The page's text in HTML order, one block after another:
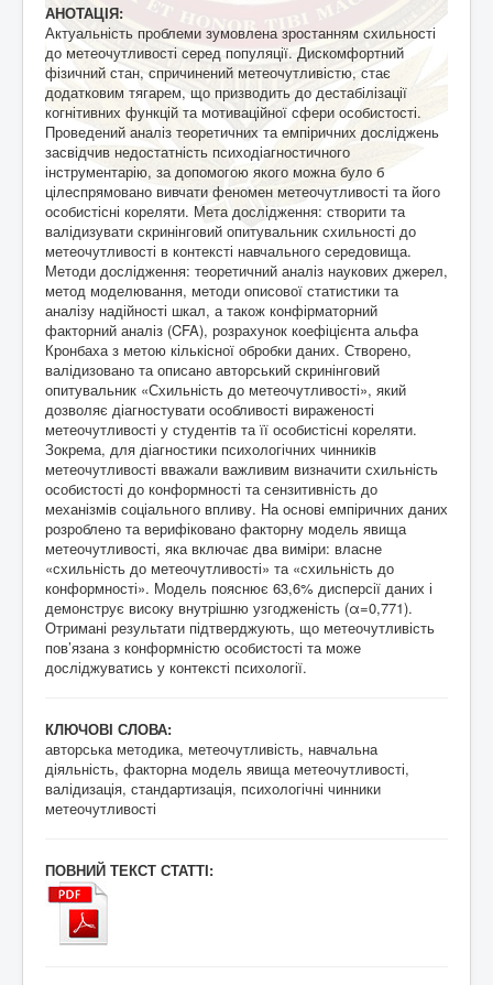
АНОТАЦІЯ:
Актуальність проблеми зумовлена зростанням схильності
до метеочутливості серед популяції. Дискомфортний
фізичний стан, спричинений метеочутливістю, стає
додатковим тягарем, що призводить до дестабілізації
когнітивних функцій та мотиваційної сфери особистості.
Проведений аналіз теоретичних та емпіричних досліджень
засвідчив недостатність психодіагностичного
інструментарію, за допомогою якого можна було б
цілеспрямовано вивчати феномен метеочутливості та його
особистісні кореляти. Мета дослідження: створити та
валідизувати скринінговий опитувальник схильності до
метеочутливості в контексті навчального середовища.
Методи дослідження: теоретичний аналіз наукових джерел,
метод моделювання, методи описової статистики та
аналізу надійності шкал, а також конфірматорний
факторний аналіз (CFA), розрахунок коефіцієнта альфа
Кронбаха з метою кількісної обробки даних. Створено,
валідизовано та описано авторський скринінговий
опитувальник «Схильність до метеочутливості», який
дозволяє діагностувати особливості вираженості
метеочутливості у студентів та її особистісні кореляти.
Зокрема, для діагностики психологічних чинників
метеочутливості вважали важливим визначити схильність
особистості до конформності та сензитивність до
механізмів соціального впливу. На основі емпіричних даних
розроблено та верифіковано факторну модель явища
метеочутливості, яка включає два виміри: власне
«схильність до метеочутливості» та «схильність до
конформності». Модель пояснює 63,6% дисперсії даних і
демонструє високу внутрішню узгодженість (α=0,771).
Отримані результати підтверджують, що метеочутливість
пов’язана з конформністю особистості та може
досліджуватись у контексті психології.
КЛЮЧОВІ СЛОВА:
авторська методика, метеочутливість, навчальна
діяльність, факторна модель явища метеочутливості,
валідизація, стандартизація, психологічні чинники
метеочутливості
ПОВНИЙ ТЕКСТ СТАТТІ: